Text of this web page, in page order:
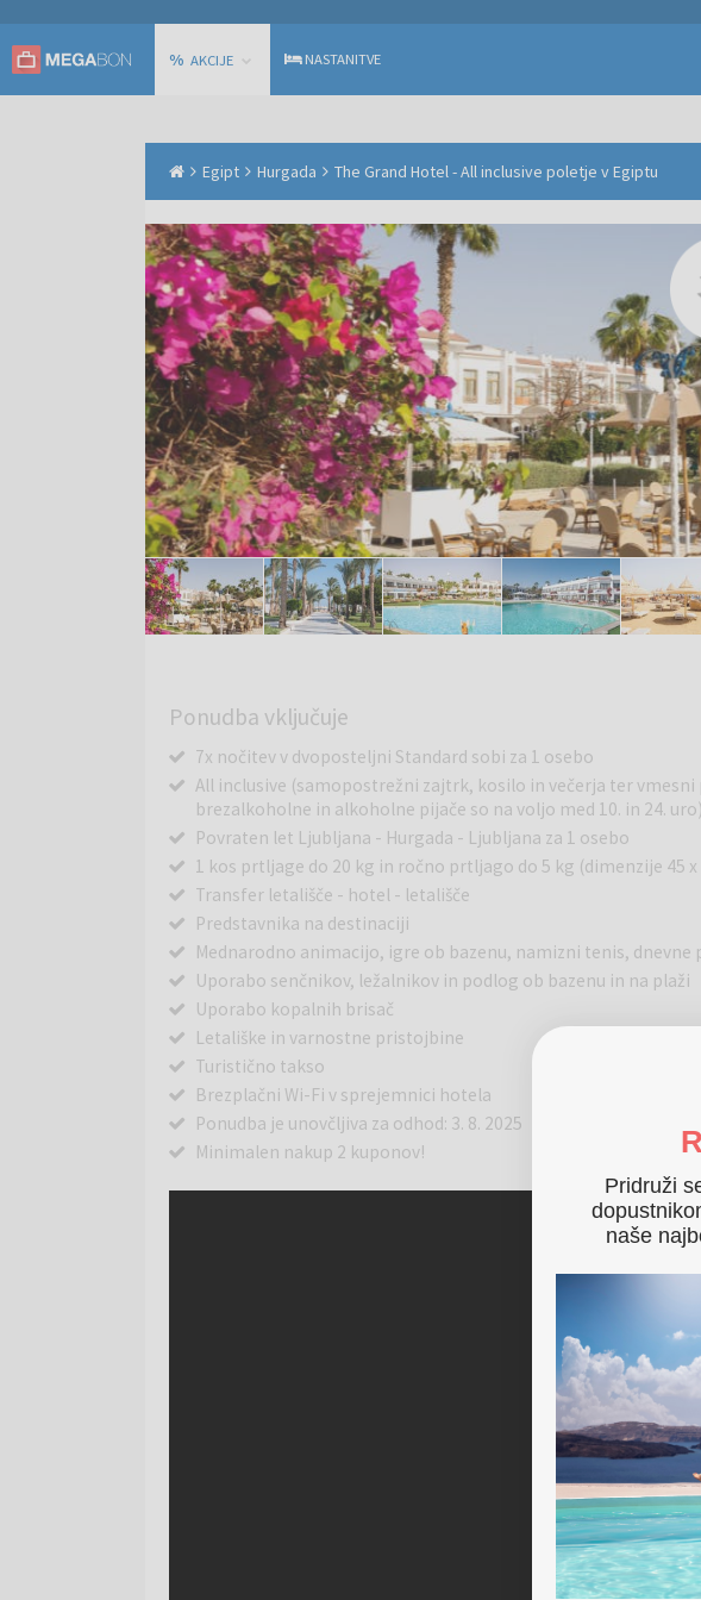
% AKCIJE NASTANITVE
Egipt Hurgada The Grand Hotel - All inclusive poletje v Egiptu
Ponudba vključuje
7x nočitev v dvoposteljni Standard sobi za 1 osebo
All inclusive (samopostrežni zajtrk, kosilo in večerja ter
brezalkoholne in alkoholne pijače so na voljo med 10. in 24. uro)
Povraten let Ljubljana - Hurgada - Ljubljana za 1 osebo
1 kos prtljage do 20 kg in ročno prtljago do 5 kg (dimenzije 45 x
Transfer letališče - hotel - letališče
Predstavnika na destinaciji
Mednarodno animacijo, igre ob bazenu, namizni tenis, dnevne
Uporabo senčnikov, ležalnikov in podlog ob bazenu in na plaži
Uporabo kopalnih brisač
Letališke in varnostne pristojbine
Turistično takso
Brezplačni Wi-Fi v sprejemnici hotela
Ponudba je unovčljiva za odhod: 3. 8. 2025
Minimalen nakup 2 kuponov!
Pridruži
naše